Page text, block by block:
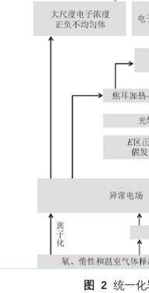
图 2 统一